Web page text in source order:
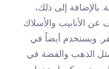
بالإضافة إلى ذلك،
الأنابيب والأسلاك
ويستخدم أيضاً في
الذهب والفضة في